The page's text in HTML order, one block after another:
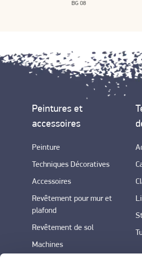
BG 08
Peintures et
accessoires
Peinture
Techniques Décoratives
Accessoires
Revêtement pour mur et
plafond
Revêtement de sol
Machines